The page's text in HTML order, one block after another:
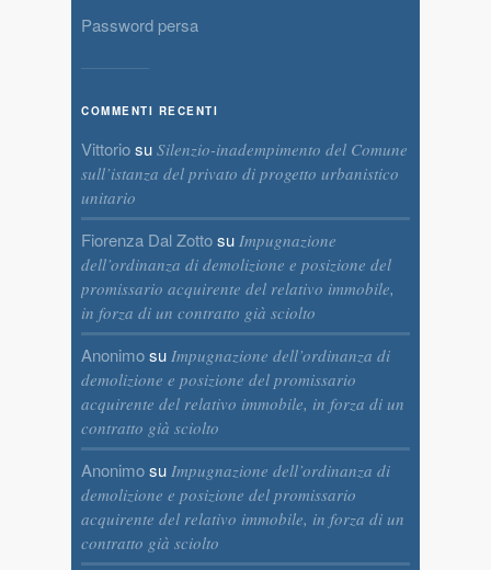
Password persa
COMMENTI RECENTI
Vittoriosu Silenzio-inadempimento del Comune
sull’istanza del privato di progetto urbanistico
unitario
Fiorenza Dal Zottosu Impugnazione
dell’ordinanza di demolizione e posizione del
promissario acquirente del relativo immobile,
in forza di un contratto già sciolto
Anonimosu Impugnazione dell’ordinanza di
demolizione e posizione del promissario
acquirente del relativo immobile, in forza di un
contratto già sciolto
Anonimosu Impugnazione dell’ordinanza di
demolizione e posizione del promissario
acquirente del relativo immobile, in forza di un
contratto già sciolto